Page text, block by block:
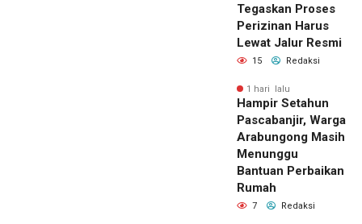
Tegaskan Proses
Perizinan Harus
Lewat Jalur Resmi
15 Redaksi
1 hari lalu
Hampir Setahun
Pascabanjir, Warga
Arabungong Masih
Menunggu
Bantuan Perbaikan
Rumah
7 Redaksi